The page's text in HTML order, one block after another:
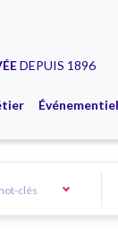
DEPUIS 1896